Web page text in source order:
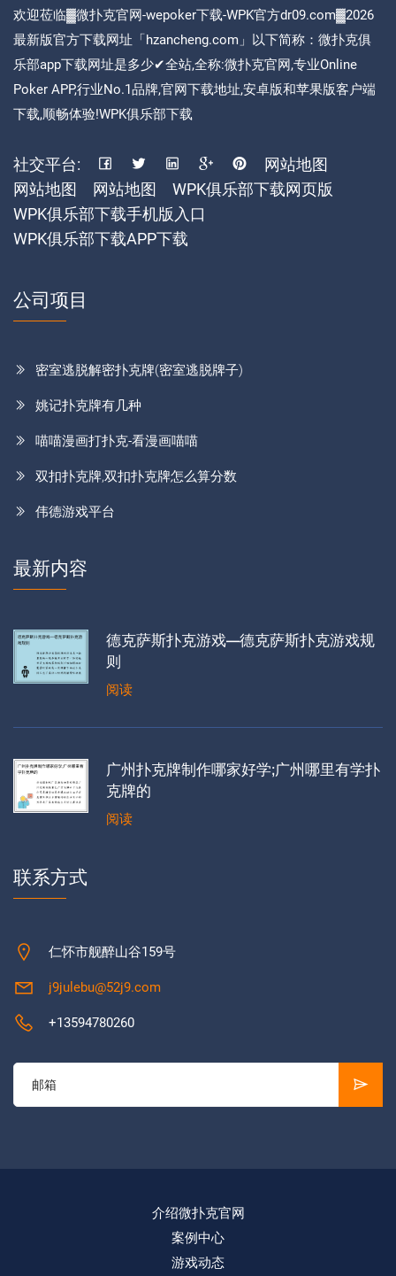
欢迎莅临▓微扑克官网-wepoker下载-WPK官方dr09.com▓2026
最新版官方下载网址「hzancheng.com」以下简称：微扑克俱
乐部app下载网址是多少✔全站,全称:微扑克官网,专业Online
Poker APP,行业No.1品牌,官网下载地址,安卓版和苹果版客户端
下载,顺畅体验!WPK俱乐部下载
社交平台:
网站地图
网站地图
网站地图
WPK俱乐部下载网页版
WPK俱乐部下载手机版入口
WPK俱乐部下载APP下载
公司项目
密室逃脱解密扑克牌(密室逃脱牌子)
姚记扑克牌有几种
喵喵漫画打扑克-看漫画喵喵
双扣扑克牌,双扣扑克牌怎么算分数
伟德游戏平台
最新内容
德克萨斯扑克游戏—德克萨斯扑克游戏规
则
阅读
广州扑克牌制作哪家好学;广州哪里有学扑
克牌的
阅读
联系方式
仁怀市舰醉山谷159号
j9julebu@52j9.com
+13594780260
介绍微扑克官网
案例中心
游戏动态